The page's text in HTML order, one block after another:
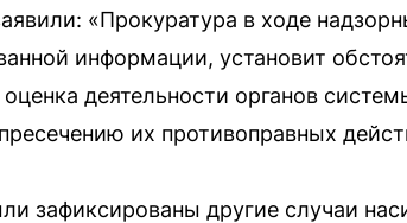
«Прокуратура в ходе
информации, установит
деятельности органов
их противоправных
зафиксированы другие случаи